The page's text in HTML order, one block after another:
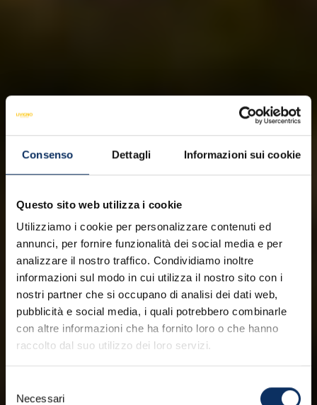
Consenso Dettagli Informazioni sui cookie
Questo sito web utilizza i cookie
Utilizziamo i cookie per personalizzare contenuti ed
annunci, per fornire funzionalità dei social media e per
analizzare il nostro traffico. Condividiamo inoltre
informazioni sul modo in cui utilizza il nostro sito con i
nostri partner che si occupano di analisi dei dati web,
pubblicità e social media, i quali potrebbero combinarle
con altre informazioni che ha fornito loro o che hanno
raccolto dal suo utilizzo dei loro servizi.
delNecessari